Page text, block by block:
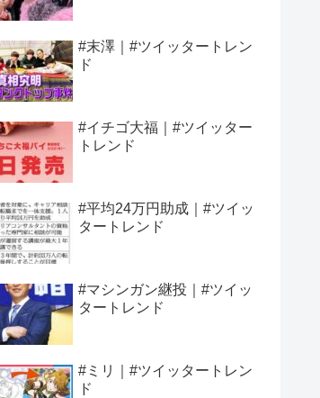
#末澤｜#ツイッタートレン
ド
#イチゴ大福｜#ツイッター
トレンド
#平均24万円助成｜#ツイッ
タートレンド
#マシンガン継投｜#ツイッ
タートレンド
#ミリ｜#ツイッタートレン
ド